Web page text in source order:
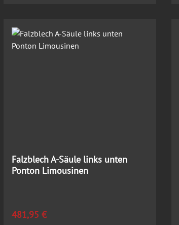
Falzblech A-Säule links unten
Ponton Limousinen
Regulärer Preis:
481,95 €